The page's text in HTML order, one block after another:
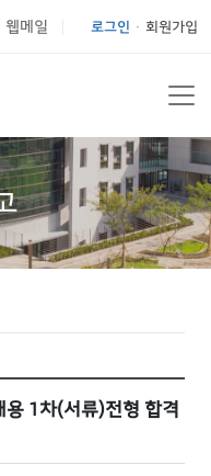
웹메일 로그인 회원가입
1차(서류)전형 합격